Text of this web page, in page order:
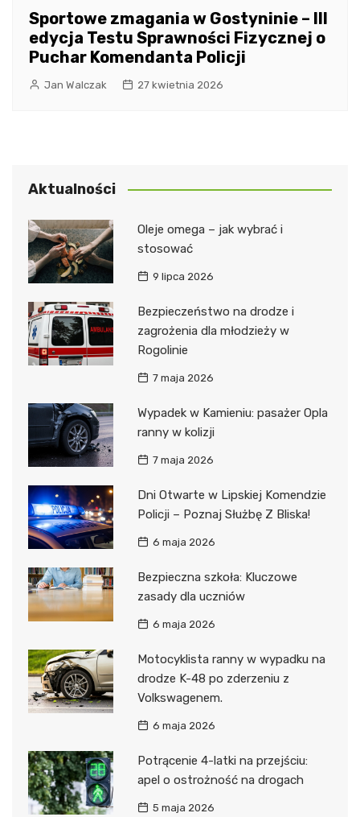
Sportowe zmagania w Gostyninie – III
edycja Testu Sprawności Fizycznej o
Puchar Komendanta Policji
Jan Walczak 27 kwietnia 2026
Aktualności
Oleje omega – jak wybrać i
stosować
9 lipca 2026
Bezpieczeństwo na drodze i
zagrożenia dla młodzieży w
Rogolinie
7 maja 2026
Wypadek w Kamieniu: pasażer Opla
ranny w kolizji
7 maja 2026
Dni Otwarte w Lipskiej Komendzie
Policji – Poznaj Służbę Z Bliska!
6 maja 2026
Bezpieczna szkoła: Kluczowe
zasady dla uczniów
6 maja 2026
Motocyklista ranny w wypadku na
drodze K-48 po zderzeniu z
Volkswagenem.
6 maja 2026
Potrącenie 4-latki na przejściu:
apel o ostrożność na drogach
5 maja 2026